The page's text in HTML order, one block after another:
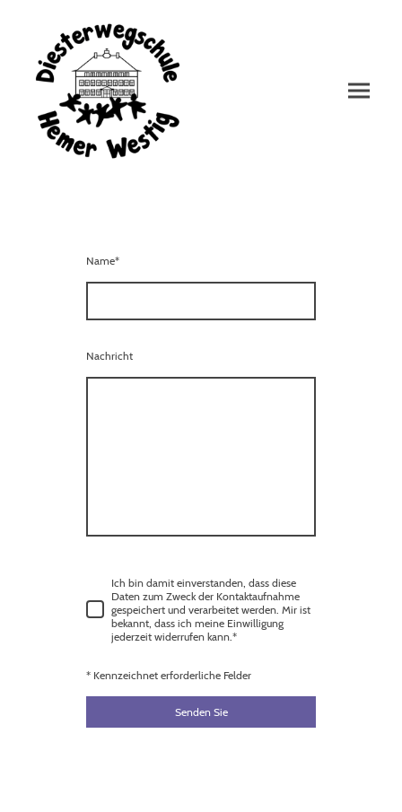
Name*
Nachricht
Ich bin damit einverstanden, dass diese
Daten zum Zweck der Kontaktaufnahme
gespeichert und verarbeitet werden. Mir ist
bekannt, dass ich meine Einwilligung
jederzeit widerrufen kann. *
* Kennzeichnet erforderliche Felder
Senden Sie